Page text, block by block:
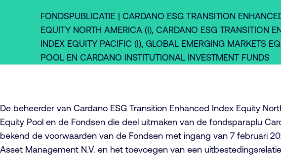
FONDSPUBLICATIE | CARDANO ESG TRANSITION
EQUITY NORTH AMERICA (I), CARDANO ESG TRANSITION
INDEX EQUITY PACIFIC (I), GLOBAL EMERGING MARKETS
POOL EN CARDANO INSTITUTIONAL INVESTMENT FUNDS
De beheerder van Cardano ESG Transition Enhanced Index Equity
Equity Pool en de Fondsen die deel uitmaken van de fondsparaplu
bekend de voorwaarden van de Fondsen met ingang van 7 februari
Asset Management N.V. en het toevoegen van een